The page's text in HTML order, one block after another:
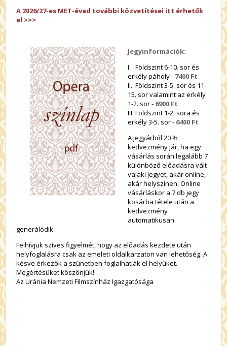
A 2026/27-es MET-évad további közvetítései itt érhetők
el >>>
Jegyinformációk:
I. Földszint 6-10. sor és
erkély páholy - 7400 Ft
II. Földszint 3-5. sor és 11-
15. sor valamint az erkély
1-2. sor - 6900 Ft
III. Földszint 1-2. sora és
erkély 3-5. sor - 6400 Ft
A jegyárból 20 %
kedvezmény jár, ha egy
vásárlás során legalább 7
különböző előadásra vált
valaki jegyet, akár online,
akár helyszínen. Online
vásárláskor a 7 db jegy
kosárba tétele után a
kedvezmény
automatikusan
generálódik.
Felhívjuk szíves figyelmét, hogy az előadás kezdete után
helyfoglalásra csak az emeleti oldalkarzaton van lehetőség. A
késve érkezők a szünetben foglalhatják el helyüket.
Megértésüket köszönjük!
Az Uránia Nemzeti Filmszínház Igazgatósága